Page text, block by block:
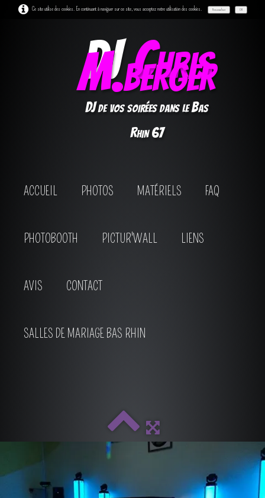
Ce site utilise des cookies. En continuant à naviguer sur ce site, vous acceptez notre utilisation des cookies. Personnaliser OK
DJChris
M.berger
DJ de vos soirées dans le Bas
Rhin 67
ACCUEIL PHOTOS MATÉRIELS FAQ
PHOTOBOOTH PICTUR'WALL LIENS
AVIS CONTACT
SALLES DE MARIAGE BAS RHIN